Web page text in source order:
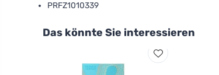
PRFZ1010339
Das könnte Sie interessieren